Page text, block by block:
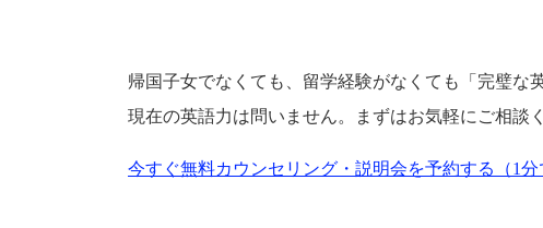
帰国子女でなくても、留学経験がなくても「完璧な
現在の英語力は問いません。まずはお気軽にご相談
今すぐ無料カウンセリング・説明会を予約する（1分